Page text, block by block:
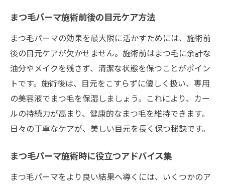
まつ毛パーマ施術前後の目元ケア方法
まつ毛パーマの効果を最大限に活かすためには、施術前
後の目元ケアが欠かせません。施術前はまつ毛に余計な
油分やメイクを残さず、清潔な状態を保つことがポイン
トです。施術後は、目元をこすらずに優しく扱い、専用
の美容液でまつ毛を保湿しましょう。これにより、カー
ルの持続力が高まり、健康的なまつ毛を維持できます。
日々の丁寧なケアが、美しい目元を長く保つ秘訣です。
まつ毛パーマ施術時に役立つアドバイス集
まつ毛パーマをより良い結果へ導くには、いくつかのア